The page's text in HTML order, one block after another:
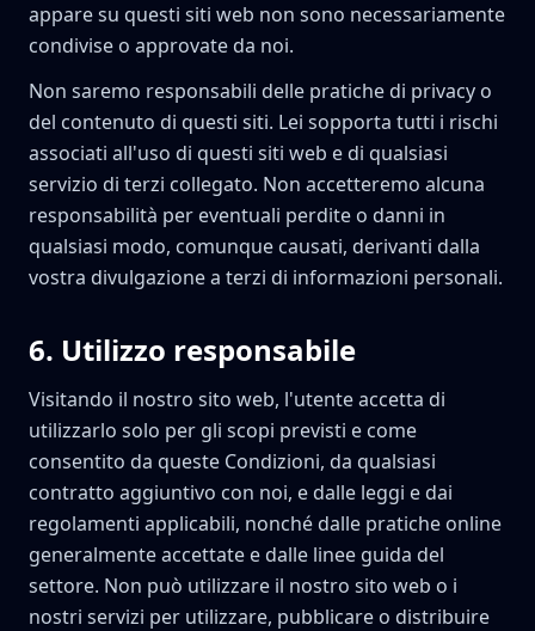
appare su questi siti web non sono necessariamente
condivise o approvate da noi.
Non saremo responsabili delle pratiche di privacy o
del contenuto di questi siti. Lei sopporta tutti i rischi
associati all'uso di questi siti web e di qualsiasi
servizio di terzi collegato. Non accetteremo alcuna
responsabilità per eventuali perdite o danni in
qualsiasi modo, comunque causati, derivanti dalla
vostra divulgazione a terzi di informazioni personali.
6. Utilizzo responsabile
Visitando il nostro sito web, l'utente accetta di
utilizzarlo solo per gli scopi previsti e come
consentito da queste Condizioni, da qualsiasi
contratto aggiuntivo con noi, e dalle leggi e dai
regolamenti applicabili, nonché dalle pratiche online
generalmente accettate e dalle linee guida del
settore. Non può utilizzare il nostro sito web o i
nostri servizi per utilizzare, pubblicare o distribuire